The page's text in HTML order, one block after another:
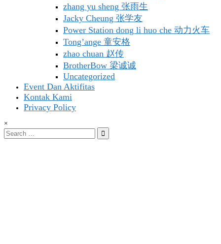
zhang yu sheng 张雨生
Jacky Cheung 张学友
Power Station dong li huo che 动力火车
Tong’ange 童安格
zhao chuan 赵传
BrotherBow 梁诚诚
Uncategorized
Event Dan Aktifitas
Kontak Kami
Privacy Policy
×
Search
for: